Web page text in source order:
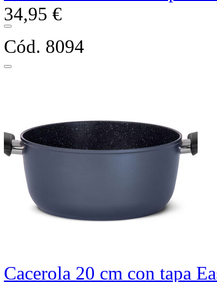
34,95 €
Cód. 8094
Cacerola 20 cm con tapa